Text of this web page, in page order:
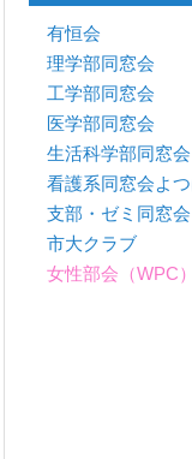
有恒会
理学部同窓会
工学部同窓会
医学部同窓会
生活科学部同窓会
看護系同窓会よ
支部・ゼミ同窓
市大クラブ
女性部会（WPC）